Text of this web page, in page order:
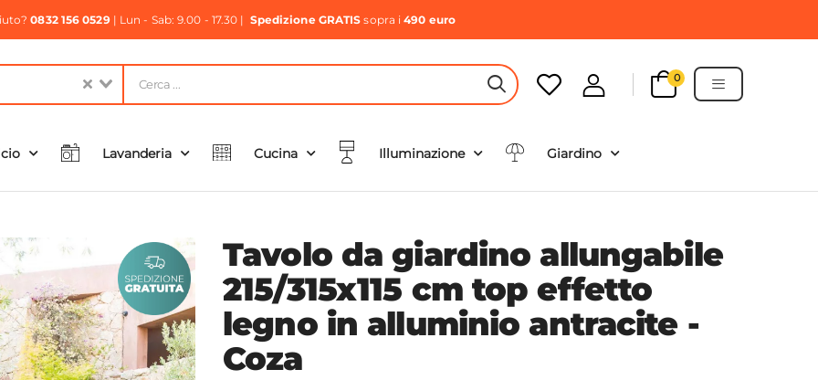
0832 156 0529| Lun - Sab: 9.00 - 17.30 | Spedizione GRATIS sopra i490 euro
HEADER SEARCH BUTTON
0
Lavanderia Cucina Illuminazione Giardino
Tavolo da giardino allungabile
215/315x115 cm top effetto
legno in alluminio antracite -
Coza